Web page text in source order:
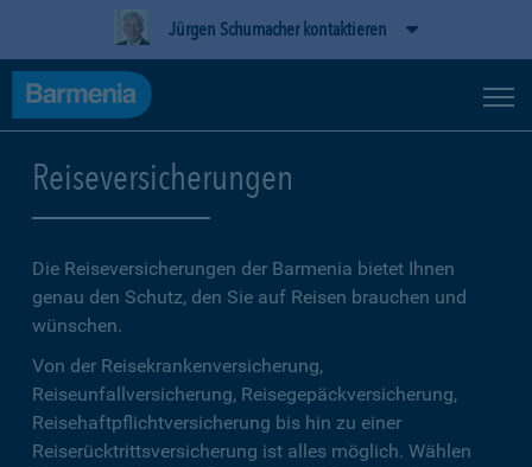
Jürgen Schumacher kontaktieren
Reiseversicherungen
Die Reiseversicherungen der Barmenia bietet Ihnen
genau den Schutz, den Sie auf Reisen brauchen und
wünschen.
Von der Reisekrankenversicherung,
Reiseunfallversicherung, Reisegepäckversicherung,
Reisehaftpflichtversicherung bis hin zu einer
Reiserücktrittsversicherung ist alles möglich. Wählen